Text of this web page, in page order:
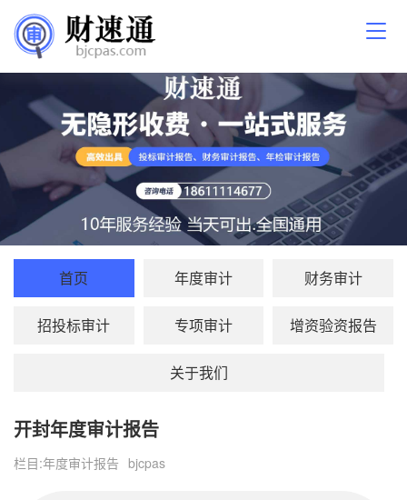
首页 年度审计 财务审计
招投标审计 专项审计 增资验资报告
关于我们
开封年度审计报告
栏目:年度审计报告 bjcpas